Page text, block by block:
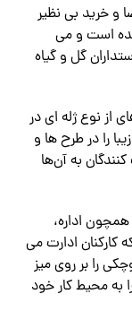
۸ به دلیل تقاضا و خرید بی نظیر
است و می
گل و گیاه
از نوع ژله ای در
را در طرح ها و
به آن‌ها
همچون اداره،
کارکنان ادارت می
را بر روی میز
به محیط کار خود